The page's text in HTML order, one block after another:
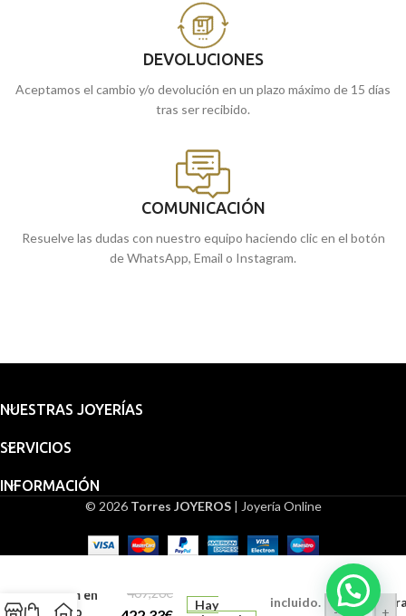
DEVOLUCIONES
Aceptamos el cambio y/o devolución en un plazo máximo de 15 días
tras ser recibido.
COMUNICACIÓN
Resuelve las dudas con nuestro equipo haciendo clic en el botón
de WhatsApp, Email o Instagram.
NUESTRAS JOYERÍAS
SERVICIOS
INFORMACIÓN
© 2026 Torres JOYEROS| Joyería Online
Chapa
Grabación
mm en
Oro
469,26€
Hay
Embalaje
incluido.
- +
Grabado